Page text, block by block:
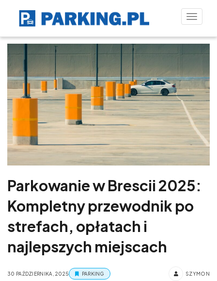
Toggle
Parkowanie w Brescii 2025:
Kompletny przewodnik po
strefach, opłatach i
najlepszych miejscach
30 PAŹDZIERNIKA, 2025 PARKING SZYMON